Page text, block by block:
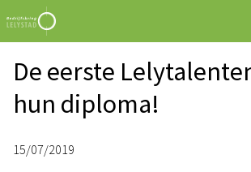
De eerste
hun diploma!
15/07/2019